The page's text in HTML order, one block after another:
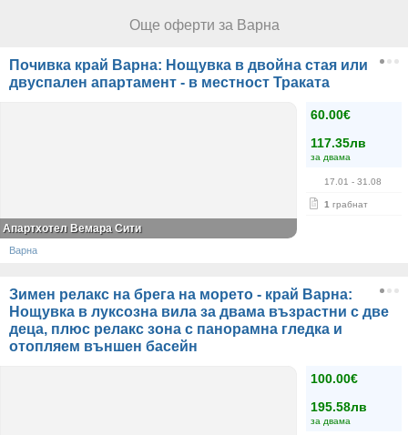
Още оферти за Варна
Почивка край Варна: Нощувка в двойна стая или
двуспален апартамент - в местност Траката
60.00€
117.35лв
за двама
17.01 - 31.08
1 грабнат
Aпартхотел Вемара Сити
Варна
Зимен релакс на брега на морето - край Варна:
Нощувка в луксозна вила за двама възрастни с две
деца, плюс релакс зона с панорамна гледка и
отопляем външен басейн
100.00€
195.58лв
за двама